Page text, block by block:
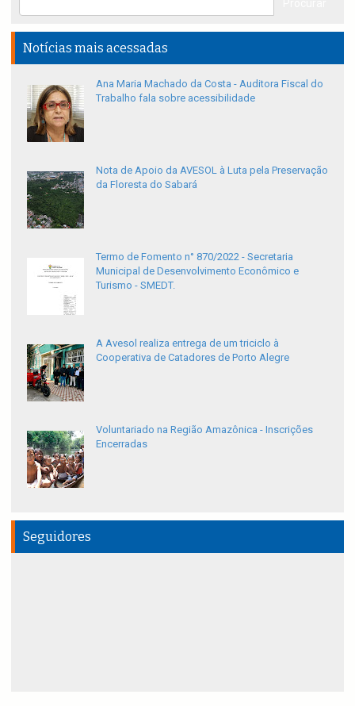
Notícias mais acessadas
Ana Maria Machado da Costa - Auditora Fiscal do
Trabalho fala sobre acessibilidade
Nota de Apoio da AVESOL à Luta pela Preservação
da Floresta do Sabará
Termo de Fomento n° 870/2022 - Secretaria
Municipal de Desenvolvimento Econômico e
Turismo - SMEDT.
A Avesol realiza entrega de um triciclo à
Cooperativa de Catadores de Porto Alegre
Voluntariado na Região Amazônica - Inscrições
Encerradas
Seguidores